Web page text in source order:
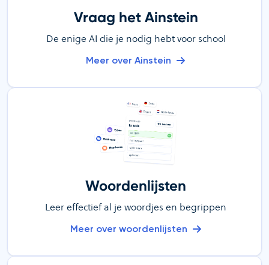
Vraag het Ainstein
De enige AI die je nodig hebt voor school
Meer over Ainstein
Woordenlijsten
Leer effectief al je woordjes en begrippen
Meer over woordenlijsten